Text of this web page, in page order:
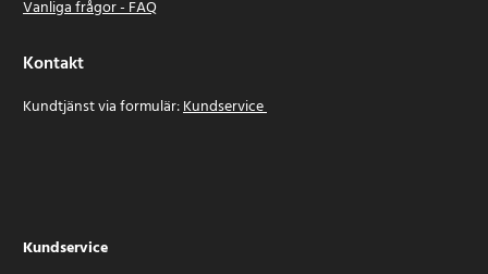
Vanliga frågor - FAQ
Kontakt
Kundtjänst via formulär:Kundservice
Kundservice